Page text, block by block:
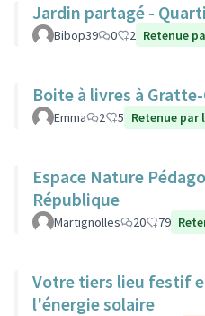
Jardin partagé -
Bibop39 0 2 Retenue
Boite à livres à
Emma 2 5 Retenue
Espace Nature
République
Martignolles 20 79
Votre tiers lieu festif
l'énergie solaire